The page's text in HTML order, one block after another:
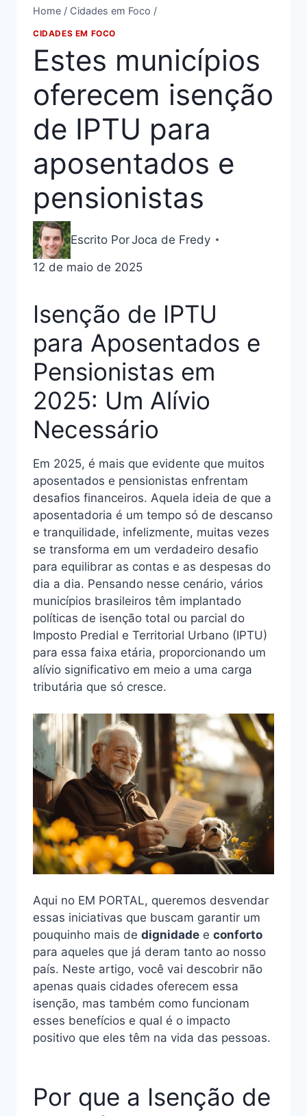
Home / Cidades em Foco /
CIDADES EM FOCO
Estes municípios
oferecem isenção
de IPTU para
aposentados e
pensionistas
Escrito PorJoca de Fredy
12 de maio de 2025
Isenção de IPTU
para Aposentados e
Pensionistas em
2025: Um Alívio
Necessário
Em 2025, é mais que evidente que muitos
aposentados e pensionistas enfrentam
desafios financeiros. Aquela ideia de que a
aposentadoria é um tempo só de descanso
e tranquilidade, infelizmente, muitas vezes
se transforma em um verdadeiro desafio
para equilibrar as contas e as despesas do
dia a dia. Pensando nesse cenário, vários
municípios brasileiros têm implantado
políticas de isenção total ou parcial do
Imposto Predial e Territorial Urbano (IPTU)
para essa faixa etária, proporcionando um
alívio significativo em meio a uma carga
tributária que só cresce.
Aqui no EM PORTAL, queremos desvendar
essas iniciativas que buscam garantir um
pouquinho mais de dignidade e conforto
para aqueles que já deram tanto ao nosso
país. Neste artigo, você vai descobrir não
apenas quais cidades oferecem essa
isenção, mas também como funcionam
esses benefícios e qual é o impacto
positivo que eles têm na vida das pessoas.
Por que a Isenção de